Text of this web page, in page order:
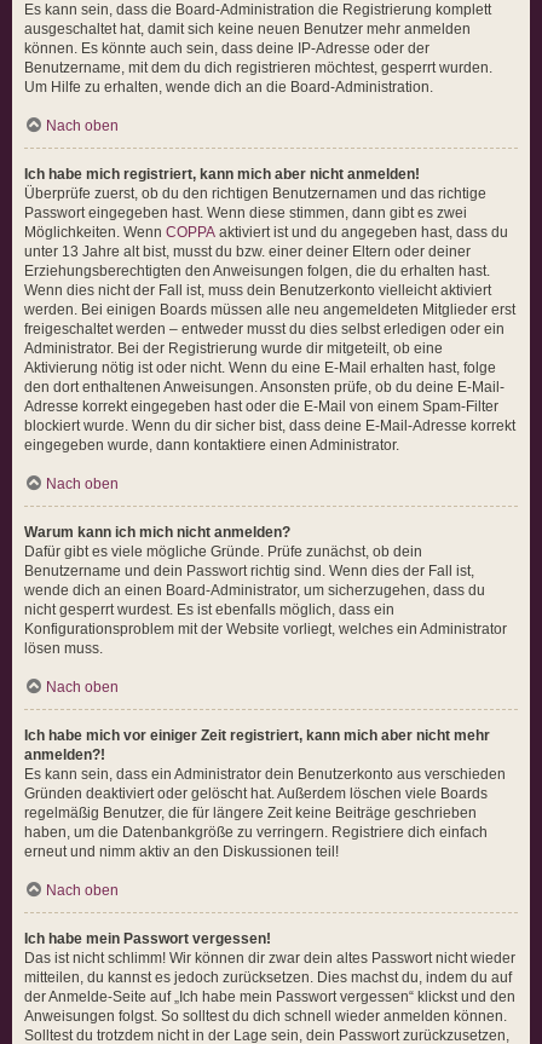
Es kann sein, dass die Board-Administration die Registrierung komplett
ausgeschaltet hat, damit sich keine neuen Benutzer mehr anmelden
können. Es könnte auch sein, dass deine IP-Adresse oder der
Benutzername, mit dem du dich registrieren möchtest, gesperrt wurden.
Um Hilfe zu erhalten, wende dich an die Board-Administration.
Nach oben
Ich habe mich registriert, kann mich aber nicht anmelden!
Überprüfe zuerst, ob du den richtigen Benutzernamen und das richtige
Passwort eingegeben hast. Wenn diese stimmen, dann gibt es zwei
Möglichkeiten. Wenn COPPA aktiviert ist und du angegeben hast, dass du
unter 13 Jahre alt bist, musst du bzw. einer deiner Eltern oder deiner
Erziehungsberechtigten den Anweisungen folgen, die du erhalten hast.
Wenn dies nicht der Fall ist, muss dein Benutzerkonto vielleicht aktiviert
werden. Bei einigen Boards müssen alle neu angemeldeten Mitglieder erst
freigeschaltet werden – entweder musst du dies selbst erledigen oder ein
Administrator. Bei der Registrierung wurde dir mitgeteilt, ob eine
Aktivierung nötig ist oder nicht. Wenn du eine E-Mail erhalten hast, folge
den dort enthaltenen Anweisungen. Ansonsten prüfe, ob du deine E-Mail-
Adresse korrekt eingegeben hast oder die E-Mail von einem Spam-Filter
blockiert wurde. Wenn du dir sicher bist, dass deine E-Mail-Adresse korrekt
eingegeben wurde, dann kontaktiere einen Administrator.
Nach oben
Warum kann ich mich nicht anmelden?
Dafür gibt es viele mögliche Gründe. Prüfe zunächst, ob dein
Benutzername und dein Passwort richtig sind. Wenn dies der Fall ist,
wende dich an einen Board-Administrator, um sicherzugehen, dass du
nicht gesperrt wurdest. Es ist ebenfalls möglich, dass ein
Konfigurationsproblem mit der Website vorliegt, welches ein Administrator
lösen muss.
Nach oben
Ich habe mich vor einiger Zeit registriert, kann mich aber nicht mehr
anmelden?!
Es kann sein, dass ein Administrator dein Benutzerkonto aus verschieden
Gründen deaktiviert oder gelöscht hat. Außerdem löschen viele Boards
regelmäßig Benutzer, die für längere Zeit keine Beiträge geschrieben
haben, um die Datenbankgröße zu verringern. Registriere dich einfach
erneut und nimm aktiv an den Diskussionen teil!
Nach oben
Ich habe mein Passwort vergessen!
Das ist nicht schlimm! Wir können dir zwar dein altes Passwort nicht wieder
mitteilen, du kannst es jedoch zurücksetzen. Dies machst du, indem du auf
der Anmelde-Seite auf „Ich habe mein Passwort vergessen“ klickst und den
Anweisungen folgst. So solltest du dich schnell wieder anmelden können.
Solltest du trotzdem nicht in der Lage sein, dein Passwort zurückzusetzen,